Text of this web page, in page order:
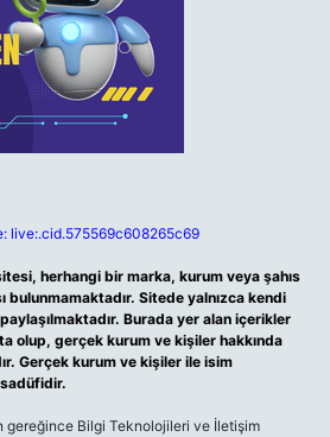
live:.cid.575569c608265c69
herhangi bir marka, kurum veya şahıs
bulunmamaktadır. Sitede yalnızca kendi
paylaşılmaktadır. Burada yer alan içerikler
olup, gerçek kurum ve kişiler hakkında
Gerçek kurum ve kişiler ile isim
gereğince Bilgi Teknolojileri ve İletişim